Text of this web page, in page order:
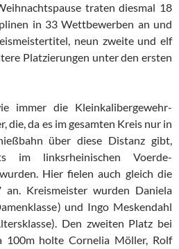
traten diesmal 18
in 33 Wettbewerben an und
neun zweite und elf
Platzierungen unter den ersten
immer die Kleinkalibergewehr-
die, da es im gesamten Kreis nur in
über diese Distanz gibt,
im linksrheinischen Voerde-
Hier fielen auch gleich die
Kreismeister wurden Daniela
und Ingo Meskendahl
Den zweiten Platz bei
100m holte Cornelia Möller, Rolf